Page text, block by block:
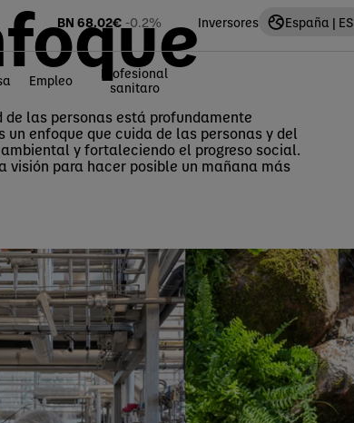
Empleo
Profesional
sanitaro
BN 68.02€ -0.2% Inversores España | ES
las personas está profundamente
enfoque que cuida de las personas y del
y fortaleciendo el progreso social.
visión para hacer posible un mañana más